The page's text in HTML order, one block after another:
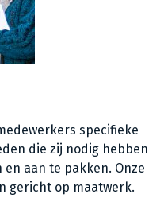
specifieke
die zij nodig hebben
aan te pakken. Onze
gericht op maatwerk.